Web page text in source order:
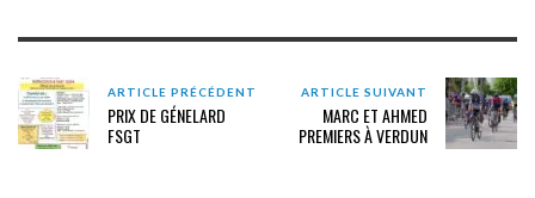
ARTICLE PRÉCÉDENT
PRIX DE GÉNELARD
FSGT
ARTICLE SUIVANT
MARC ET AHMED
PREMIERS À VERDUN